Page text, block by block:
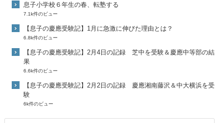
息子小学校６年生の春、転塾する
7.1k件のビュー
【息子の慶應受験記】1月に急激に伸びた理由とは？
6.8k件のビュー
【息子の慶應受験記】2月4日の記録 芝中を受験＆慶應中等部の結
果
6.6k件のビュー
【息子の慶應受験記】2月2日の記録 慶應湘南藤沢＆中大横浜を受
験
6k件のビュー